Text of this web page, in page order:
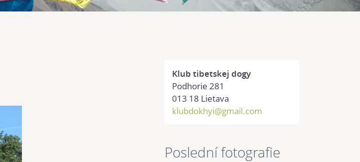
Klub tibetskej dogy
Podhorie 281
013 18 Lietava
klubdokhyi@gmail.com
Poslední fotografie